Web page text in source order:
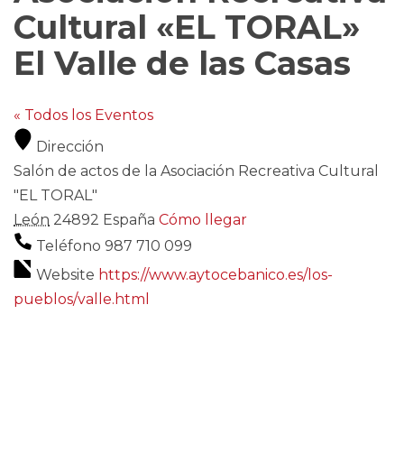
Cultural «EL TORAL»
El Valle de las Casas
« Todos los Eventos
Dirección
Salón de actos de la Asociación Recreativa Cultural
"EL TORAL"
León 24892 España Cómo llegar
Teléfono 987 710 099
Website https://www.aytocebanico.es/los-
pueblos/valle.html